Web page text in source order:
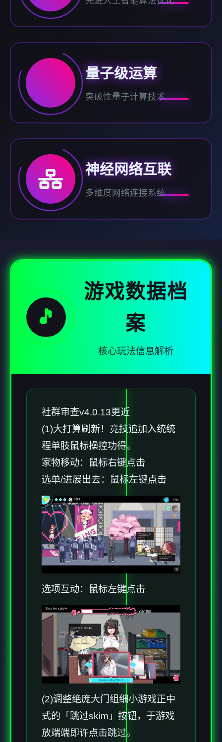
量子级运算
突破性量子计算技术
神经网络互联
多维度网络连接系统
🎵
游戏数据档
案
核心玩法信息解析
社群审查v4.0.13更近
(1)大打算刷新！竞技追加入统统
程单肢鼠标操控功得。
家物移动：鼠标右键点击
选单/进展出去：鼠标左键点击
选项互动：鼠标左键点击
(2)调整绝庞大门组细小游戏正中
式的「跳过skim」按钮，于游戏
放端端即许点击跳过。